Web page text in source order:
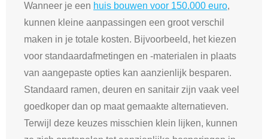
Wanneer je een huis bouwen voor 150.000 euro,
kunnen kleine aanpassingen een groot verschil
maken in je totale kosten. Bijvoorbeeld, het kiezen
voor standaardafmetingen en -materialen in plaats
van aangepaste opties kan aanzienlijk besparen.
Standaard ramen, deuren en sanitair zijn vaak veel
goedkoper dan op maat gemaakte alternatieven.
Terwijl deze keuzes misschien klein lijken, kunnen